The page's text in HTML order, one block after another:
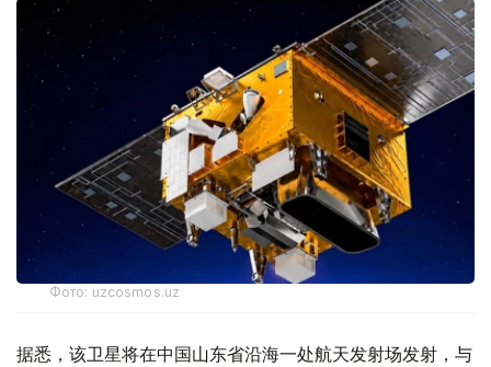
Фото: uzcosmos.uz
据悉，该卫星将在中国山东省沿海一处航天发射场发射，与